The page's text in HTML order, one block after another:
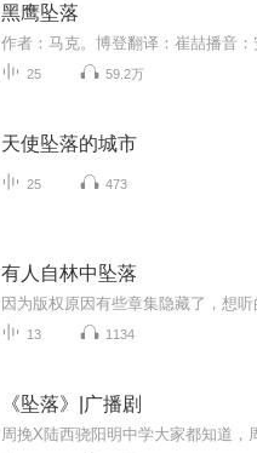
黑鹰坠落
25 59.2万
天使坠落的城市
25 473
有人自林中坠落
因为版权原因有些章集隐藏了，想听
13 1134
《坠落》|广播剧